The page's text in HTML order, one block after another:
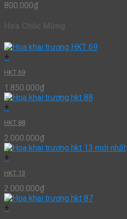
800.000₫
+
HKT 69
1.850.000₫
+
HKT 88
2.000.000₫
+
HKT 13
2.000.000₫
+